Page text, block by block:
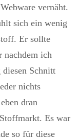
vernäht.
sich ein wenig
Er sollte
nachdem ich
diesen Schnitt
nichts
dran
Es war
so für diese